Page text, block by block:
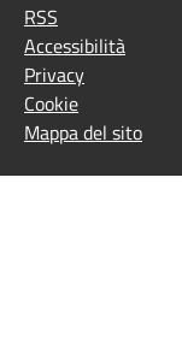
RSS
Accessibilità
Privacy
Cookie
Mappa del sito